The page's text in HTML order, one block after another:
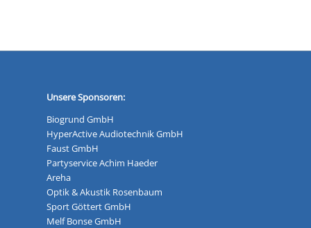
Unsere Sponsoren:
Biogrund GmbH
HyperActive Audiotechnik GmbH
Faust GmbH
Partyservice Achim Haeder
Areha
Optik & Akustik Rosenbaum
Sport Göttert GmbH
Melf Bonse GmbH